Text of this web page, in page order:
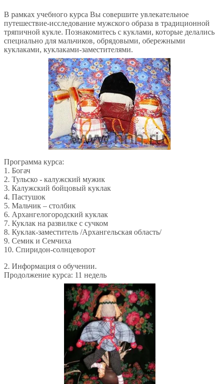
В рамках учебного курса Вы совершите увлекательное
путешествие-исследование мужского образа в традиционной
тряпичной кукле. Познакомитесь с куклами, которые делались
специально для мальчиков, обрядовыми, обережными
куклаками, куклаками-заместителями.
Программа курса:
1. Богач
2. Тульско - калужский мужик
3. Калужский бойцовый куклак
4. Пастушок
5. Мальчик – столбик
6. Архангелогородский куклак
7. Куклак на развилке с сучком
8. Куклак-заместитель /Архангельская область/
9. Семик и Семчиха
10. Спиридон-солнцеворот
2. Информация о обучении.
Продолжение курса: 11 недель